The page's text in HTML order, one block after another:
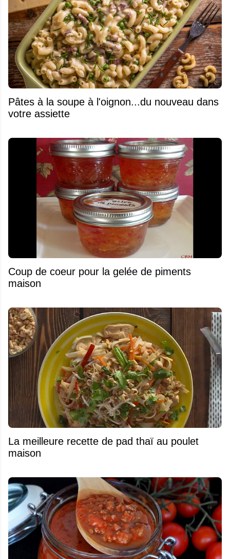
Pâtes à la soupe à l'oignon...du nouveau dans
votre assiette
Coup de coeur pour la gelée de piments
maison
La meilleure recette de pad thaï au poulet
maison